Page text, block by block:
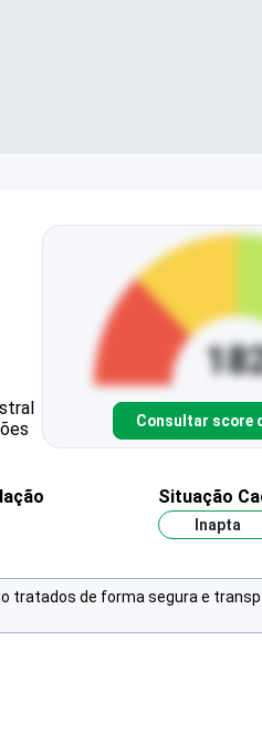
Consultar score
Situação
Inapta
tratados de forma segura e